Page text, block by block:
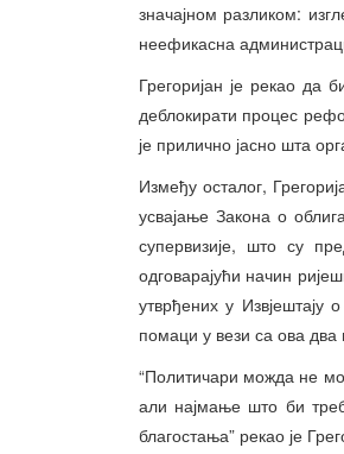
значајном разликом:
неефикасна
Грегоријан је рекао да
деблокирати процес
је прилично јасно шта
Између осталог,
усвајање Закона о
супервизије, што су
одговарајући начин
утврђених у Извјештају
помаци у вези са ова два
“Политичари можда не
али најмање што би
благостања” рекао је